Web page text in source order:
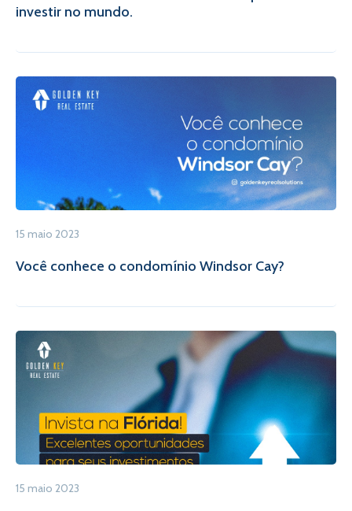
investir no mundo.
15 maio 2023
Você conhece o condomínio Windsor Cay?
15 maio 2023